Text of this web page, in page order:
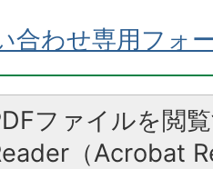
合わせ専用フォ
ファイルを閲
（Acrobat